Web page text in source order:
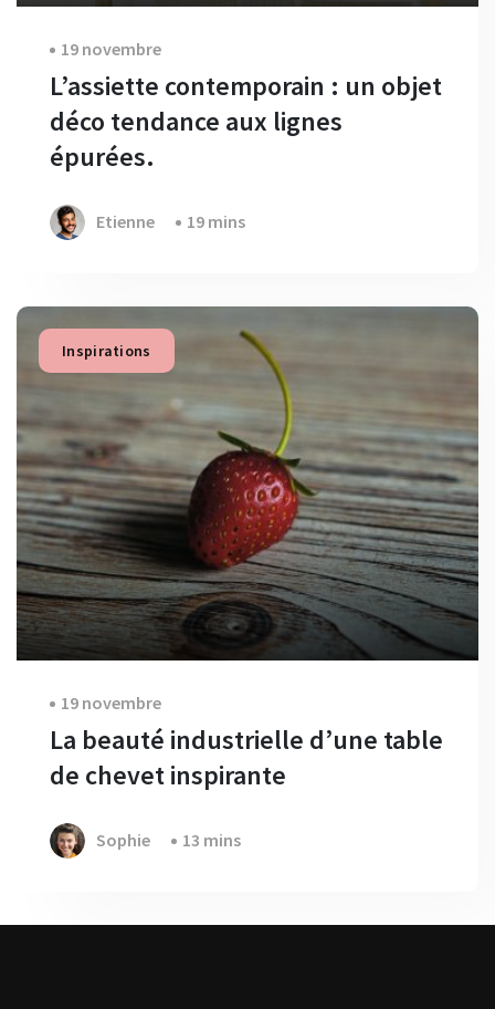
19 novembre
L’assiette contemporain : un objet
déco tendance aux lignes
épurées.
Etienne 19 mins
Inspirations
19 novembre
La beauté industrielle d’une table
de chevet inspirante
Sophie 13 mins